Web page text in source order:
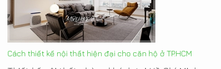
Cách thiết kế nội thất hiện đại cho căn hộ ở TP.HCM